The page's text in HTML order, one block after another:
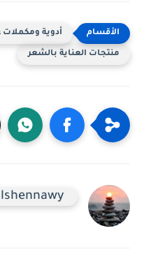
أدوية ومكملات
منتجات العناية بالشعر